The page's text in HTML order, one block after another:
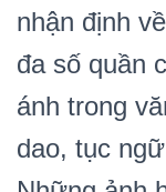
nhận định
đa số quần
ánh trong
dao, tục